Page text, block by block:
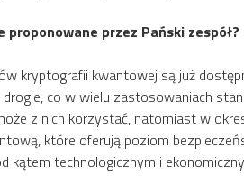
przez Pański zespół?
kryptografii kwantowej są już
drogie, co w wielu zastosowaniach
z nich korzystać, natomiast w
które oferują poziom
kątem technologicznym i